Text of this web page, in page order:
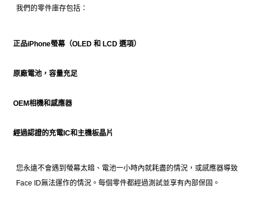
我們的零件庫存包括：
正品iPhone螢幕（OLED 和 LCD 選項）
原廠電池，容量充足
OEM相機和感應器
經過認證的充電IC和主機板晶片
您永遠不會遇到螢幕太暗、電池一小時內就耗盡的情況，或感應器導致
Face ID無法運作的情況。每個零件都經過測試並享有內部保固。